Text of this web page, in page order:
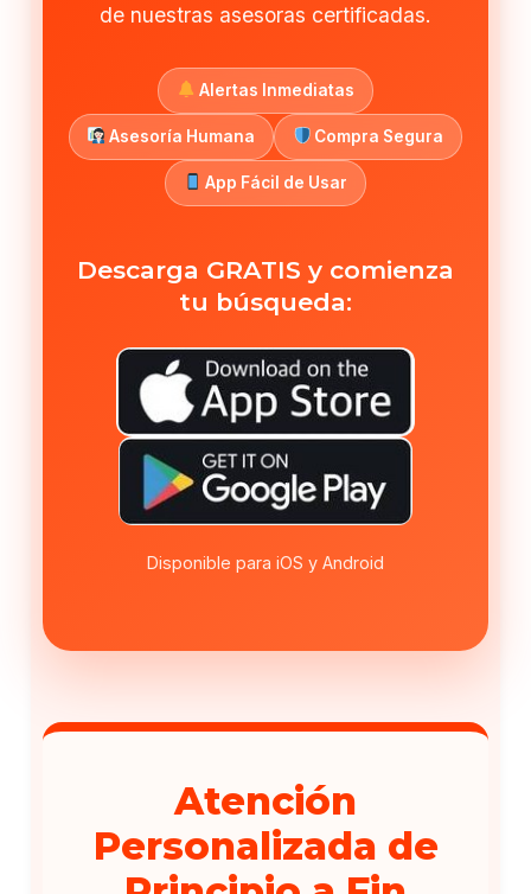
de nuestras asesoras certificadas.
Alertas Inmediatas
Asesoría Humana Compra Segura
App Fácil de Usar
Descarga GRATIS y comienza
tu búsqueda:
Disponible para iOS y Android
Atención
Personalizada de